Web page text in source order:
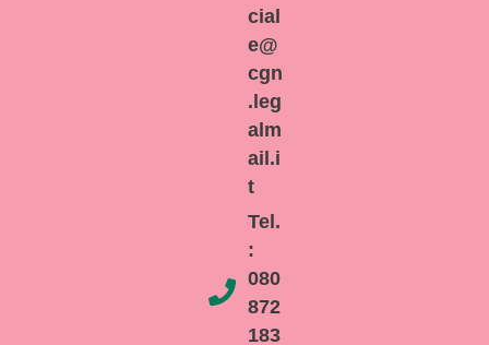
cial
e@
cgn
.leg
alm
ail.i
t
Tel.
:
080
872
183